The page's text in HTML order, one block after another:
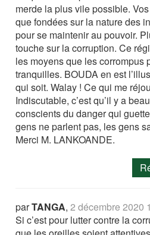
merde la plus vile possible.
que fondées sur la nature des
pour se maintenir au pouvoir.
touche sur la corruption. Ce
les moyens que les corrompus
tranquilles. BOUDA en est
qui soit. Walay ! Ce qui me
Indiscutable, c’est qu’il y a
conscients du danger qui
gens ne parlent pas, les gens
Merci M. LANKOANDE.
parTANGA,2 décembre 2020
Si c’est pour lutter contre la